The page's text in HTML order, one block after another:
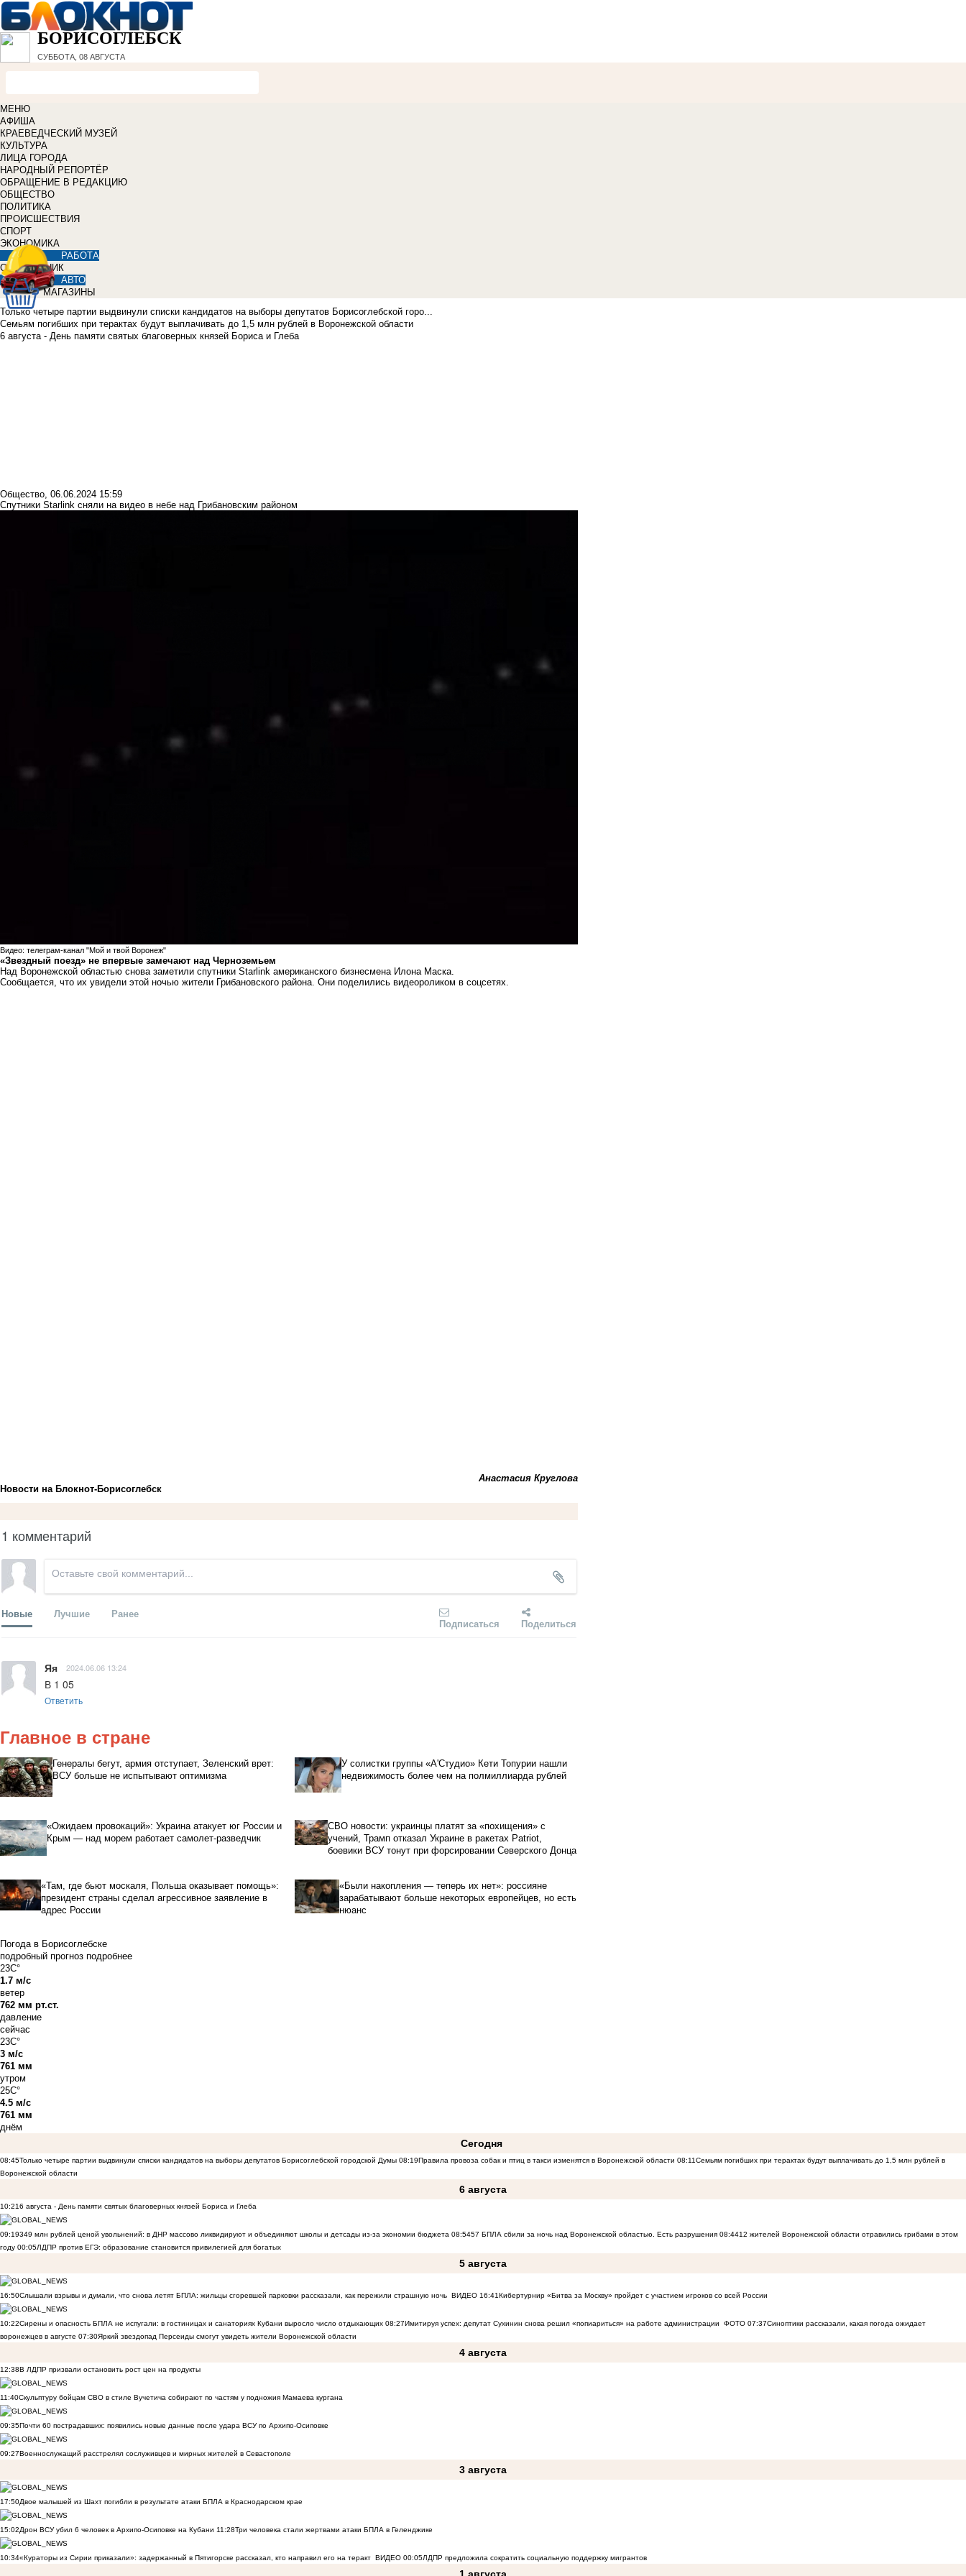
БОРИСОГЛЕБСК
СУББОТА, 08 АВГУСТА
МЕНЮ
АФИША
КРАЕВЕДЧЕСКИЙ МУЗЕЙ
КУЛЬТУРА
ЛИЦА ГОРОДА
НАРОДНЫЙ РЕПОРТЁР
ОБРАЩЕНИЕ В РЕДАКЦИЮ
ОБЩЕСТВО
ПОЛИТИКА
ПРОИСШЕСТВИЯ
СПОРТ
ЭКОНОМИКА
РАБОТА
СПРАВОЧНИК
АВТО
МАГАЗИНЫ
Только четыре партии выдвинули списки кандидатов на выборы депутатов Борисоглебской горо...
Семьям погибших при терактах будут выплачивать до 1,5 млн рублей в Воронежской области
6 августа - День памяти святых благоверных князей Бориса и Глеба
Общество, 06.06.2024 15:59
Спутники Starlink сняли на видео в небе над Грибановским районом
Видео: телеграм-канал "Мой и твой Воронеж"
«Звездный поезд» не впервые замечают над Черноземьем
Над Воронежской областью снова заметили спутники Starlink американского бизнесмена Илона Маска.
Сообщается, что их увидели этой ночью жители Грибановского района. Они поделились видеороликом в соцсетях.
Анастасия Круглова
Новости на Блoкнoт-Борисоглебск
1 комментарий
Новые Лучшие Ранее
Подписаться Поделиться
Яя 2024.06.06 13:24
В 1 05
Ответить
Главное в стране
Генералы бегут, армия отступает, Зеленский врет:
ВСУ больше не испытывают оптимизма
У солистки группы «А'Студио» Кети Топурии нашли
недвижимость более чем на полмиллиарда рублей
«Ожидаем провокаций»: Украина атакует юг России и
Крым — над морем работает самолет-разведчик
СВО новости: украинцы платят за «похищения» с
учений, Трамп отказал Украине в ракетах Patriot,
боевики ВСУ тонут при форсировании Северского Донца
«Там, где бьют москаля, Польша оказывает помощь»:
президент страны сделал агрессивное заявление в
адрес России
«Были накопления — теперь их нет»: россияне
зарабатывают больше некоторых европейцев, но есть
нюанс
Погода в Борисоглебске
подробный прогноз подробнее
23C°
1.7 м/с
ветер
762 мм рт.ст.
давление
сейчас
23C°
3 м/с
761 мм
утром
25C°
4.5 м/с
761 мм
днём
Сегодня
08:45Только четыре партии выдвинули списки кандидатов на выборы депутатов Борисоглебской городской Думы 08:19Правила провоза собак и птиц в такси изменятся в Воронежской области 08:11Семьям погибших при терактах будут выплачивать до 1,5 млн рублей в
Воронежской области
6 августа
10:216 августа - День памяти святых благоверных князей Бориса и Глеба
09:19349 млн рублей ценой увольнений: в ДНР массово ликвидируют и объединяют школы и детсады из-за экономии бюджета 08:5457 БПЛА сбили за ночь над Воронежской областью. Есть разрушения 08:4412 жителей Воронежской области отравились грибами в этом
году 00:05ЛДПР против ЕГЭ: образование становится привилегией для богатых
5 августа
16:50Слышали взрывы и думали, что снова летят БПЛА: жильцы сгоревшей парковки рассказали, как пережили страшную ночь ВИДЕО 16:41Кибертурнир «Битва за Москву» пройдет с участием игроков со всей России
10:22Сирены и опасность БПЛА не испугали: в гостиницах и санаториях Кубани выросло число отдыхающих 08:27Имитируя успех: депутат Сухинин снова решил «попиариться» на работе администрации ФОТО 07:37Синоптики рассказали, какая погода ожидает
воронежцев в августе 07:30Яркий звездопад Персеиды смогут увидеть жители Воронежской области
4 августа
12:38В ЛДПР призвали остановить рост цен на продукты
11:40Скульптуру бойцам СВО в стиле Вучетича собирают по частям у подножия Мамаева кургана
09:35Почти 60 пострадавших: появились новые данные после удара ВСУ по Архипо-Осиповке
09:27Военнослужащий расстрелял сослуживцев и мирных жителей в Севастополе
3 августа
17:50Двое малышей из Шахт погибли в результате атаки БПЛА в Краснодарском крае
15:02Дрон ВСУ убил 6 человек в Архипо-Осиповке на Кубани 11:28Три человека стали жертвами атаки БПЛА в Геленджике
10:34«Кураторы из Сирии приказали»: задержанный в Пятигорске рассказал, кто направил его на теракт ВИДЕО 00:05ЛДПР предложила сократить социальную поддержку мигрантов